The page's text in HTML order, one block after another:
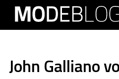
John Galliano